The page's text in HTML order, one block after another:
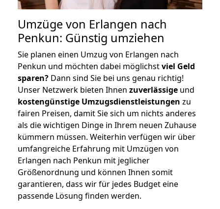
Umzüge von Erlangen nach
Penkun: Günstig umziehen
Sie planen einen Umzug von Erlangen nach
Penkun und möchten dabei möglichstviel Geld
sparen? Dann sind Sie bei uns genau richtig!
Unser Netzwerk bieten Ihnen zuverlässige und
kostengünstige Umzugsdienstleistungen zu
fairen Preisen, damit Sie sich um nichts anderes
als die wichtigen Dinge in Ihrem neuen Zuhause
kümmern müssen. Weiterhin verfügen wir über
umfangreiche Erfahrung mit Umzügen von
Erlangen nach Penkun mit jeglicher
Größenordnung und können Ihnen somit
garantieren, dass wir für jedes Budget eine
passende Lösung finden werden.